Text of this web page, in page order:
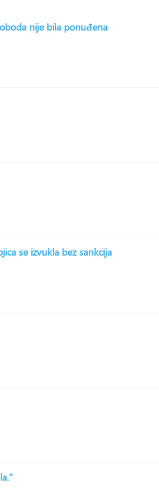
nije bila ponuđena
se izvukla bez sankcija